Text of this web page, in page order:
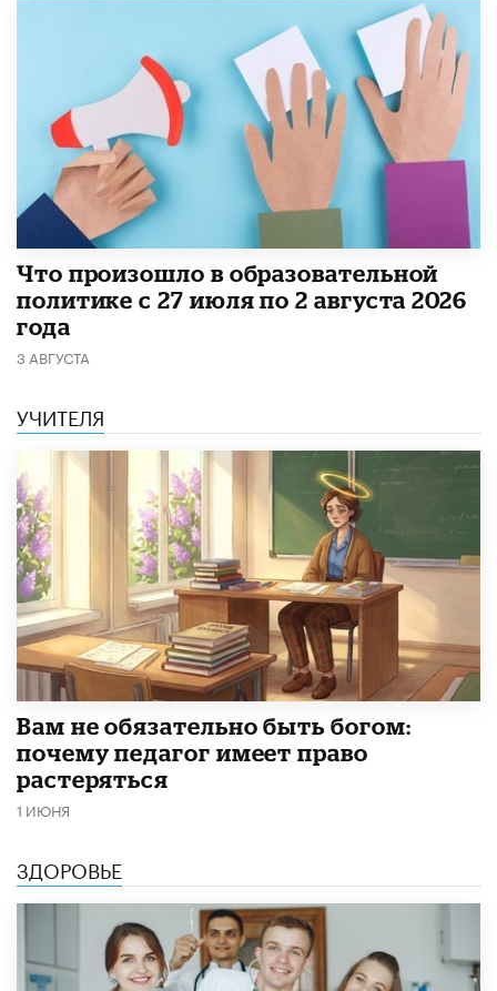
​Что произошло в образовательной
политике с 27 июля по 2 августа 2026
года
3 АВГУСТА
УЧИТЕЛЯ
​Вам не обязательно быть богом:
почему педагог имеет право
растеряться
1 ИЮНЯ
ЗДОРОВЬЕ